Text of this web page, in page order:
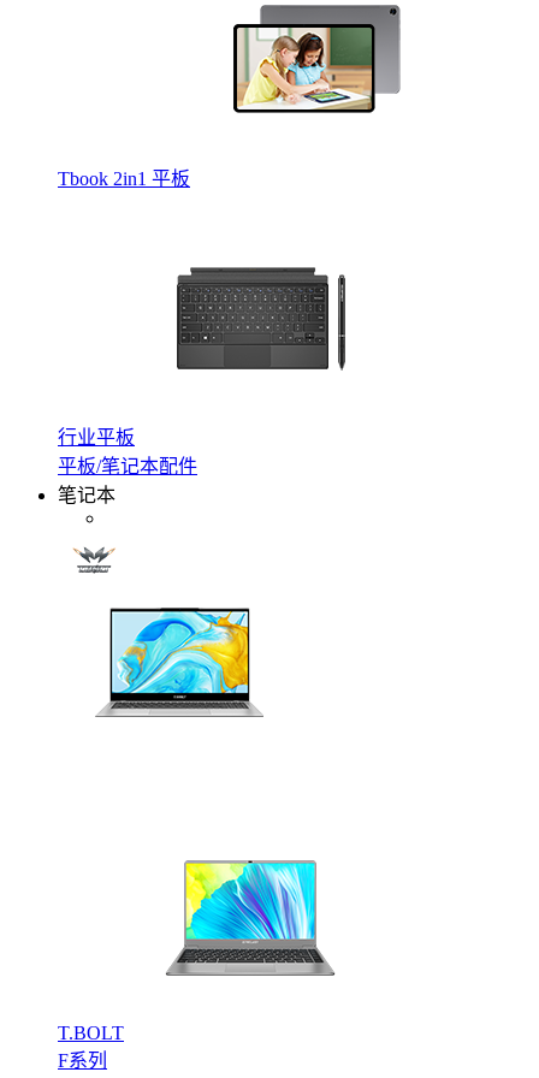
Tbook 2in1 平板
行业平板
平板/笔记本配件
笔记本
T.BOLT
F系列